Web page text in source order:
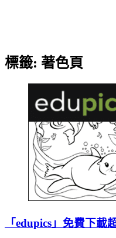
標籤: 著色頁
「edupics」免費下載